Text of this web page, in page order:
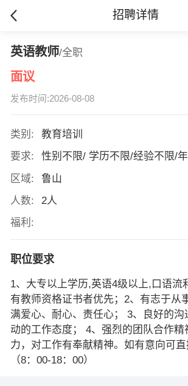
招聘详情
英语教师/全职
面议
发布时间:2026-08-08
类别:
教育培训
要求:
性别不限/ 学历不限/经验不限/
区域:
鲁山
人数:
2人
福利:
职位要求
1、大专以上学历,英语4级以上,口语流
有教师资格证书者优先；2、有志于从
满爱心、耐心、责任心； 3、良好的沟
动的工作态度； 4、强烈的团队合作精
力，对工作有奉献精神。如有意向可
（8：00-18：00）